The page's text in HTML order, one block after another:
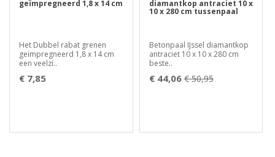
geïmpregneerd 1,8 x 14 cm
Het Dubbel rabat grenen
geïmpregneerd 1,8 x 14 cm
een veelzi..
€ 7,85
diamantkop antraciet 10 x
10 x 280 cm tussenpaal
Betonpaal IJssel diamantkop
antraciet 10 x 10 x 280 cm
beste..
€ 44,06 € 50,95